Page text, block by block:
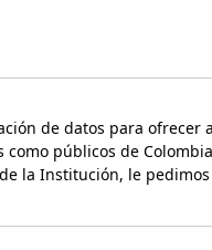
de datos para ofrecer
públicos de
la Institución, le